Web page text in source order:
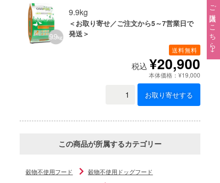
ご購入はこちら→
9.9kg
＜お取り寄せ／ご注文から5～7営業日で
発送＞
送料無料
税込 ¥20,900
本体価格：¥19,000
お取り寄せする
この商品が所属するカテゴリー
穀物不使用フード
穀物不使用ドッグフード